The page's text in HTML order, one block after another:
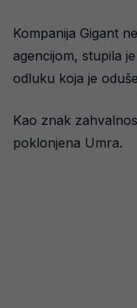
Kompanija Gigant
agencijom, stupila
odluku koja je
Kao znak
poklonjena Umra.